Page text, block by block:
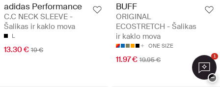
adidas Performance
C.C NECK SLEEVE -
Šalikas ir kaklo mova
L
13.30 € 19 €
BUFF
ORIGINAL
ECOSTRETCH - Šalikas
ir kaklo mova
ONE SIZE
11.97 € 19.95 € 1
−